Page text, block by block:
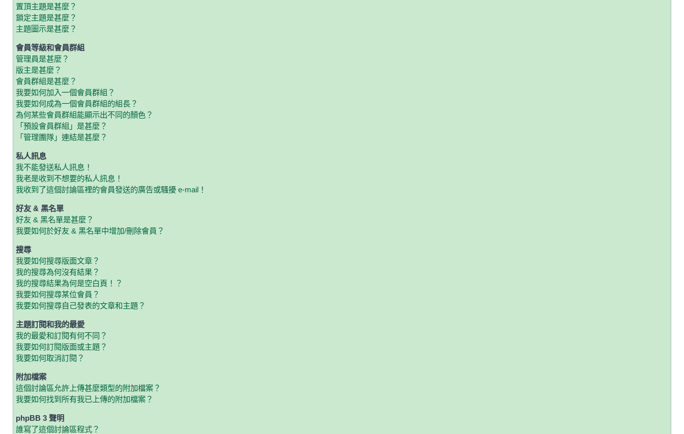
置頂主題是甚麼？
鎖定主題是甚麼？
主題圖示是甚麼？
會員等級和會員群組
管理員是甚麼？
版主是甚麼？
會員群組是甚麼？
我要如何加入一個會員群組？
我要如何成為一個會員群組的組長？
為何某些會員群組能顯示出不同的顏色？
「預設會員群組」是甚麼？
「管理團隊」連結是甚麼？
私人訊息
我不能發送私人訊息！
我老是收到不想要的私人訊息！
我收到了這個討論區裡的會員發送的廣告或騷擾 e-mail！
好友 & 黑名單
好友 & 黑名單是甚麼？
我要如何於好友 & 黑名單中增加/刪除會員？
搜尋
我要如何搜尋版面文章？
我的搜尋為何沒有結果？
我的搜尋結果為何是空白頁！？
我要如何搜尋某位會員？
我要如何搜尋自己發表的文章和主題？
主題訂閱和我的最愛
我的最愛和訂閱有何不同？
我要如何訂閱版面或主題？
我要如何取消訂閱？
附加檔案
這個討論區允許上傳甚麼類型的附加檔案？
我要如何找到所有我已上傳的附加檔案？
phpBB 3 聲明
誰寫了這個討論區程式？